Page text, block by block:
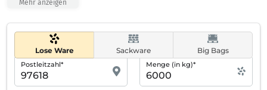
Mehr anzeigen
Lose Ware Sackware Big Bags
Postleitzahl* Menge (in kg)*